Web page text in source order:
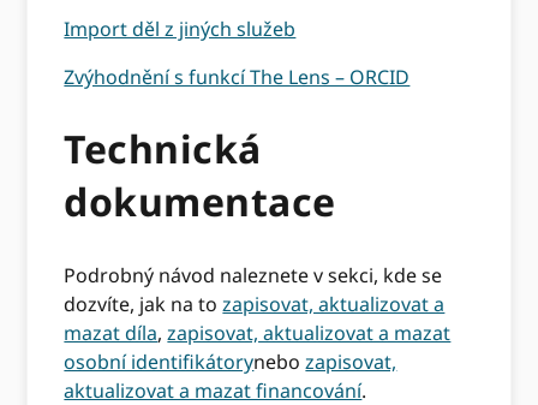
Import děl z jiných služeb
Zvýhodnění s funkcí The Lens – ORCID
Technická
dokumentace
Podrobný návod naleznete v sekci, kde se
dozvíte, jak na tozapisovat, aktualizovat a
mazat díla,zapisovat, aktualizovat a mazat
osobní identifikátorynebozapisovat,
aktualizovat a mazat financování.